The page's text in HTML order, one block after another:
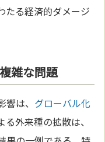
たる経済的ダメージ
雑な問題
は、 グローバル化
る外来種の拡散は、